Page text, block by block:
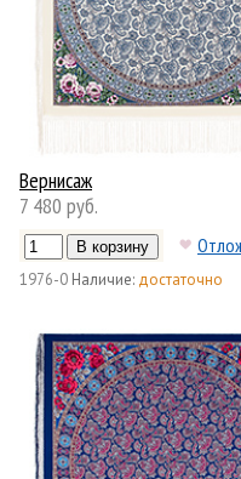
Вернисаж
7 480 руб.
1976-0 Наличие: достаточно